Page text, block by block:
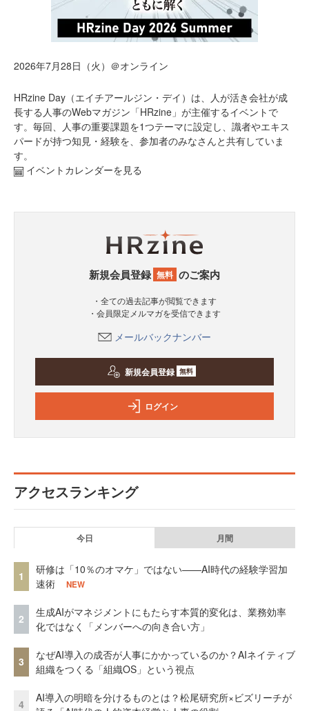
2026年7月28日（火）＠オンライン
HRzine Day（エイチアールジン・デイ）は、人が活き会社が成
長する人事のWebマガジン「HRzine」が主催するイベントで
す。毎回、人事の重要課題を1つテーマに設定し、識者やエキス
パードが持つ知見・経験を、参加者のみなさんと共有していま
す。
イベントカレンダーを見る
新規会員登録 無料 のご案内
・全ての過去記事が閲覧できます
・会員限定メルマガを受信できます
メールバックナンバー
新規会員登録 無料
ログイン
アクセスランキング
今日 月間
1
研修は「10％のオマケ」ではない——AI時代の経験学習加
速術
NEW
2
生成AIがマネジメントにもたらす本質的変化は、業務効率
化ではなく「メンバーへの向き合い方」
3
なぜAI導入の成否が人事にかかっているのか？AIネイティブ
組織をつくる「組織OS」という視点
4
AI導入の明暗を分けるものとは？松尾研究所×ビズリーチが